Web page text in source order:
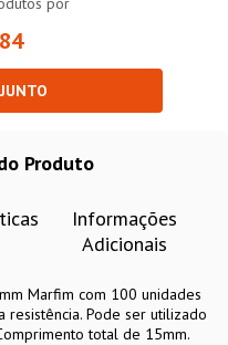
Produto
Informações
Adicionais
Marfim com 100 unidades
Pode ser utilizado
total de 15mm.